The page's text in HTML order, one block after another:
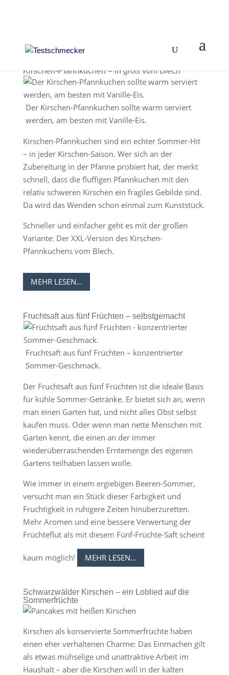
Kirschen-Pfannkuchen – in groß vom Blech
Der Kirschen-Pfannkuchen sollte warm serviert
werden, am besten mit Vanille-Eis.
Kirschen-Pfannkuchen sind ein echter Sommer-Hit
– in jeder Kirschen-Saison. Wer sich an der
Zubereitung in der Pfanne probiert hat, der merkt
schnell, dass die fluffigen Pfannkuchen mit den
relativ schweren Kirschen ein fragiles Gebilde sind.
Da wird das Wenden schon einmal zum Kunststück.
Schneller und einfacher geht es mit der großen
Variante: Der XXL-Version des Kirschen-
Pfannkuchens vom Blech.
MEHR LESEN…
Fruchtsaft aus fünf Früchten – selbstgemacht
Fruchtsaft aus fünf Früchten – konzentrierter
Sommer-Geschmack.
Der Fruchtsaft aus fünf Früchten ist die ideale Basis
für kühle Sommer-Getränke. Er bietet sich an, wenn
man einen Garten hat, und nicht alles Obst selbst
kaufen muss. Oder wenn man nette Menschen mit
Garten kennt, die einen an der immer
wiederüberraschenden Erntemenge des eigenen
Gartens teilhaben lassen wolle.
Wie immer in einem ergiebigen Beeren-Sommer,
versucht man ein Stück dieser Farbigkeit und
Fruchtigkeit in ruhigere Zeiten hinüberzuretten.
Mehr Aromen und eine bessere Verwertung der
Früchteflut als mit diesem Fünf-Früchte-Saft scheint
kaum möglich! MEHR LESEN…
Schwarzwälder Kirschen – ein Loblied auf die
Sommerfrüchte
Kirschen als konservierte Sommerfrüchte haben
einen eher verhaltenen Charme: Das Einmachen gilt
als etwas mühselige und unattraktive Arbeit im
Haushalt – aber die Kirschen will in der kalten